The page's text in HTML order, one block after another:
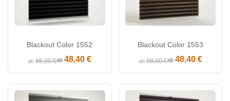
Blackout Color 1552
ab88,00 €ab48,40 €
Blackout Color 1553
ab88,00 €ab 48,40 €